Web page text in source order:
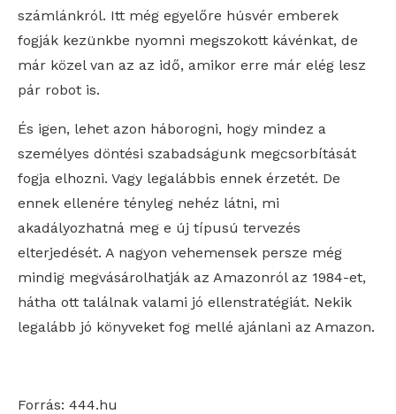
számlánkról. Itt még egyelőre húsvér emberek
fogják kezünkbe nyomni megszokott kávénkat, de
már közel van az az idő, amikor erre már elég lesz
pár robot is.
És igen, lehet azon háborogni, hogy mindez a
személyes döntési szabadságunk megcsorbítását
fogja elhozni. Vagy legalábbis ennek érzetét. De
ennek ellenére tényleg nehéz látni, mi
akadályozhatná meg e új típusú tervezés
elterjedését. A nagyon vehemensek persze még
mindig megvásárolhatják az Amazonról az 1984-et,
hátha ott találnak valami jó ellenstratégiát. Nekik
legalább jó könyveket fog mellé ajánlani az Amazon.
Forrás: 444.hu